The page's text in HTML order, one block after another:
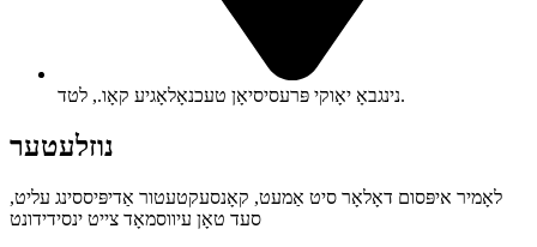
נינגבאָ יאָוקי פּרעסיסיאָן טעכנאָלאָגיע קאָו., לטד.
נוזלעטער
לאָמיר איפּסום דאָלאָר סיט אַמעט, קאָנסעקטעטור אַדיפּיססינג עליט,
סעד טאָן עיווסמאָד צייט ינסידידונט